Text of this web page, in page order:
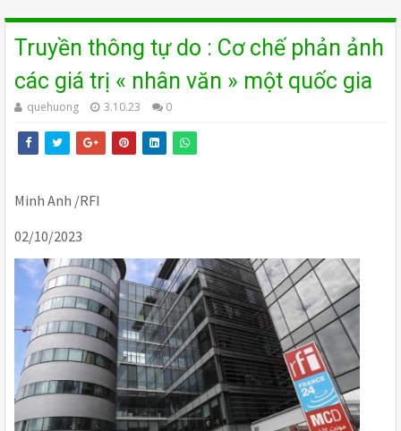
Truyền thông tự do : Cơ chế phản ảnh
các giá trị « nhân văn » một quốc gia
quehuong 3.10.23 0
Minh Anh /RFI
02/10/2023